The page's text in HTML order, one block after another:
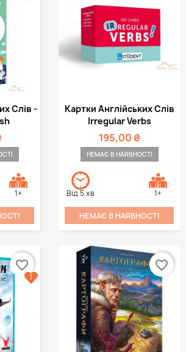
Слів -
1+
Картки Англійських Слів
Irregular Verbs
195,00 ₴
НЕМАЄ В НАЯВНОСТІ
Від 5 хв 1+
НЕМАЄ В НАЯВНОСТІ
favorite_border
1
favorite_border